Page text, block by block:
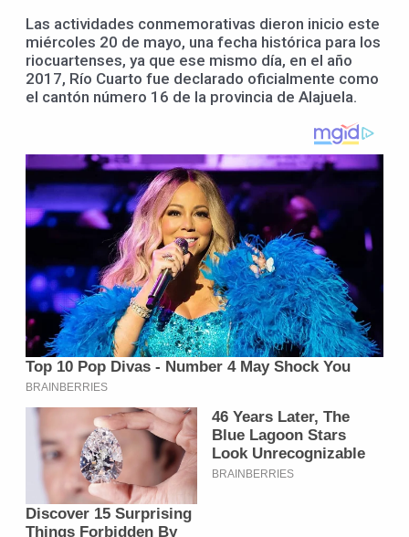
Las actividades conmemorativas dieron inicio este
miércoles 20 de mayo, una fecha histórica para los
riocuartenses, ya que ese mismo día, en el año
2017, Río Cuarto fue declarado oficialmente como
el cantón número 16 de la provincia de Alajuela.